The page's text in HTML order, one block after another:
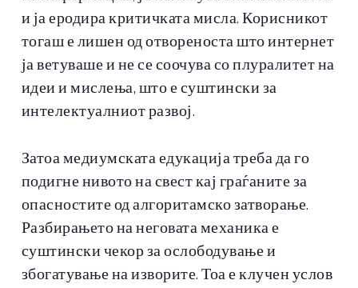
и ја еродира критичката мисла. Корисникот
тогаш е лишен од отвореноста што интернет
ја ветуваше и не се соочува со плуралитет на
идеи и мислења, што е суштински за
интелектуалниот развој.
Затоа медиумската едукација треба да го
подигне нивото на свест кај граѓаните за
опасностите од алгоритамско затворање.
Разбирањето на неговата механика е
суштински чекор за ослободување и
збогатување на изворите. Тоа е клучен услов